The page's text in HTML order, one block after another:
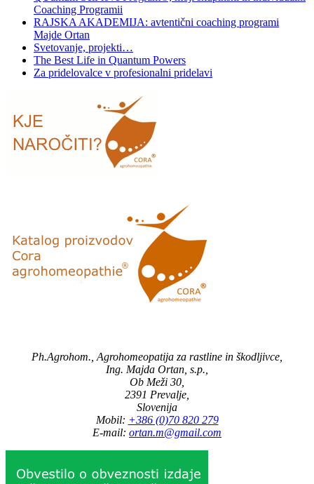
Coaching Programii
RAJSKA AKADEMIJA: avtentični coaching programi
Majde Ortan
Svetovanje, projekti…
The Best Life in Quantum Powers
Za pridelovalce v profesionalni pridelavi
Ph.Agrohom., Agrohomeopatija za rastline in škodljivce,
Ing. Majda Ortan, s.p.,
Ob Meži 30,
2391 Prevalje,
Slovenija
Mobil: +386 (0)70 820 279
E-mail: ortan.m@gmail.com